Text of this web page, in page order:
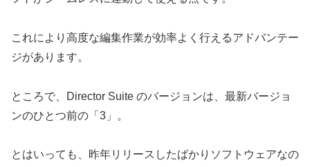
これにより高度な編集作業が効率よく行えるアドバンテー
ジがあります。
ところで、Director Suite のバージョンは、最新バージョ
ンのひとつ前の「3」。
とはいっても、昨年リリースしたばかりソフトウェアなの